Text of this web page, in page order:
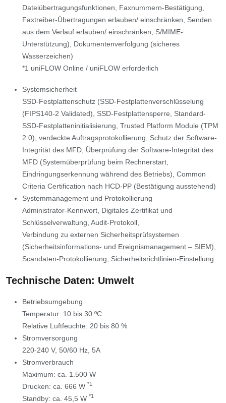
Dateiübertragungsfunktionen, Faxnummern-Bestätigung,
Faxtreiber-Übertragungen erlauben/ einschränken, Senden
aus dem Verlauf erlauben/ einschränken, S/MIME-
Unterstützung), Dokumentenverfolgung (sicheres
Wasserzeichen)
*1 uniFLOW Online / uniFLOW erforderlich
Systemsicherheit
SSD-Festplattenschutz (SSD-Festplattenverschlüsselung
(FIPS140-2 Validated), SSD-Festplattensperre, Standard-
SSD-Festplatteninitialisierung, Trusted Platform Module (TPM
2.0), verdeckte Auftragsprotokollierung, Schutz der Software-
Integrität des MFD, Überprüfung der Software-Integrität des
MFD (Systemüberprüfung beim Rechnerstart,
Eindringungserkennung während des Betriebs), Common
Criteria Certification nach HCD-PP (Bestätigung ausstehend)
Systemmanagement und Protokollierung
Administrator-Kennwort, Digitales Zertifikat und
Schlüsselverwaltung, Audit-Protokoll,
Verbindung zu externen Sicherheitsprüfsystemen
(Sicherheitsinformations- und Ereignismanagement – SIEM),
Scandaten-Protokollierung, Sicherheitsrichtlinien-Einstellung
Technische Daten: Umwelt
Betriebsumgebung
Temperatur: 10 bis 30 ºC
Relative Luftfeuchte: 20 bis 80 %
Stromversorgung
220-240 V, 50/60 Hz, 5A
Stromverbrauch
Maximum: ca. 1.500 W
Drucken: ca. 666 W *1
Standby: ca. 45,5 W *1